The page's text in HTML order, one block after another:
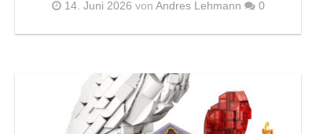
14. Juni 2026 von Andres Lehmann 0